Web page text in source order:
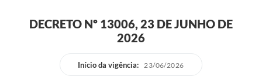
Programa Famílias Fortes
Contratação de estagiário - estudante de Direito -
DECRETO Nº 13006, 23 DE JUNHO DE
2026
Início da vigência: 23/06/2026